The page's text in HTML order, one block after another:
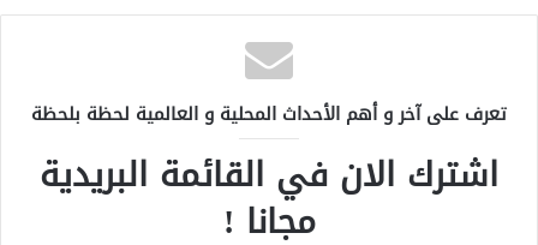
تعرف على آخر و أهم الأحداث المحلية و العالمية لحظة بلحظة
اشترك الان في القائمة البريدية
مجانا !